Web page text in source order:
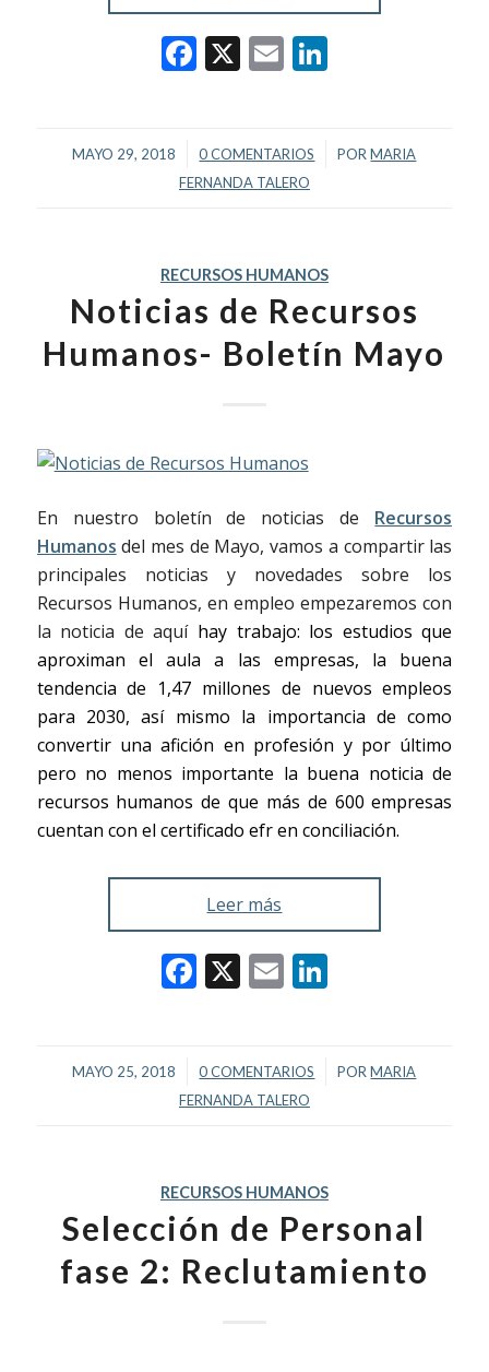
Facebook
X EmailLinkedIn
MAYO 29, 2018
/ 0 COMENTARIOS
/ PORMARIA
FERNANDA TALERO
RECURSOS HUMANOS
Noticias de Recursos
Humanos- Boletín Mayo
En nuestro boletín de noticias de Recursos
Humanos del mes de Mayo, vamos a compartir las
principales noticias y novedades sobre los
Recursos Humanos, en empleo empezaremos con
la noticia de aquíhay trabajo: los estudios que
aproximan el aula a las empresas, la buena
tendencia de 1,47 millones de nuevos empleos
para 2030, así mismo la importancia de como
convertir una afición en profesión y por último
pero no menos importante la buena noticia de
recursos humanos de que más de 600 empresas
cuentan con el certificado efr en conciliación.
Leer más
Facebook
X EmailLinkedIn
MAYO 25, 2018
/ 0 COMENTARIOS
/ PORMARIA
FERNANDA TALERO
RECURSOS HUMANOS
Selección de Personal
fase 2: Reclutamiento